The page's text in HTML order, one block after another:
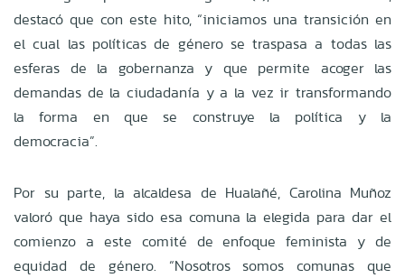
destacó que con este hito, “iniciamos una transición en
el cual las políticas de género se traspasa a todas las
esferas de la gobernanza y que permite acoger las
demandas de la ciudadanía y a la vez ir transformando
la forma en que se construye la política y la
democracia”.
Por su parte, la alcaldesa de Hualañé, Carolina Muñoz
valoró que haya sido esa comuna la elegida para dar el
comienzo a este comité de enfoque feminista y de
equidad de género. “Nosotros somos comunas que